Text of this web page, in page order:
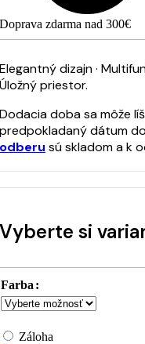
Doprava zdarma nad 300€
Elegantný dizajn ·
Úložný priestor.
Dodacia doba sa môže
predpokladaný dátum
odberu sú skladom a k
Vyberte si
Farba
Záloha